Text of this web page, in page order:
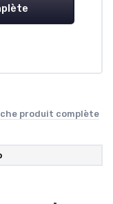
produit complète